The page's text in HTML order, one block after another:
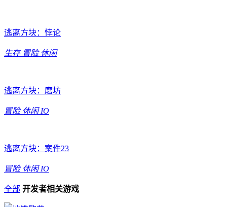
逃离方块：悖论
生存 冒险 休闲
逃离方块：磨坊
冒险 休闲 IO
逃离方块：案件23
冒险 休闲 IO
全部 开发者相关游戏